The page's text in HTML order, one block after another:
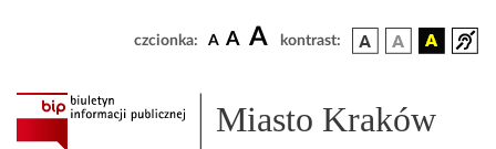
czcionka: A A A kontrast:
Miasto Kraków